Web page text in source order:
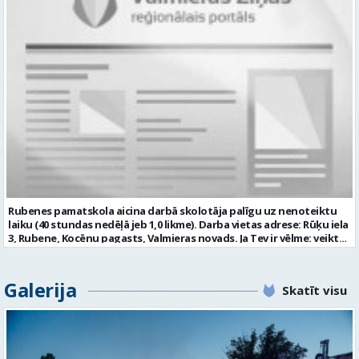
polisi Profesionālās kompetences pilnveides iespējas Dinamisku,
radošu un atbalstošu darba vidi Pretendentiem profesionālās
darbības aprakstu (CV) un izglītības dokumenta kopiju lūdzam
iesniegt līdz 2026. gada 17.augustam e-pastā vgv@valmiera.edu.lv.
vietas adrese: LATVIJA, Jumaras iela 9, Valmiera, Valmieras nov.
Darbības joma: Izglītība / Zinātne Pieteikto vietu skaits: 1 Aktuāla
līdz: 2026-08-17 Kontaktpersona: vgv@valmiera.edu.lv 29182105
svētkus, tematiskus pasākumus, jautrus brīžus un citas aktivitātes;
plānot savu darbību, sagatavot amata veikšanai nepieciešamo
dokumentāciju, tostarp e-vidē; iesaistīties Iestādes attīstības
plānošanā un īstenošanā atbilstoši kompetencei; un Jums ir:
izglītība atbilstoši Ministru kabineta noteikumiem Nr. 569
“Noteikumi par pedagogiem nepieciešamo izglītību un profesionālo
kvalifikāciju un pedagogu profesionālās kompetences pilnveides
kārtību”; pieredze darbā ar bērniem; valsts valodas prasmes
atbilstoši Valsts valodas likuma prasībām; obligāta ārsta izziņa
(veidlapa Nr.027/u) ar atļauju strādāt pedagoģisko darbu; atbilstība
Izglītības likuma un Bērnu tiesību aizsardzības likuma noteiktajām
prasībām; kompetences: prasme patstāvīgi un mērķtiecīgi
organizēt savu darbu; psiholoģiskā noturība un augsta saskarsmes
samaksas noteikumi” 1057,05 EUR pirms nodokļu nomaksas; darba
devēja līdzfinansētu veselības apdrošināšanu pēc pārbaudes laika
beigām; atsaucīgu kolektīvu. Curriculum Vitae (CV) un pieteikumu
27.augustam. Tālrunis uzziņām: 26856124 Profesija: PIRMSSKOLAS
IZGLĪTĪBAS MŪZIKAS SKOLOTĀJS Darba vietas adrese: LATVIJA, Kalna
iela 2, Kocēni, Kocēnu pag., Valmieras nov. Slodze: Nepilna slodze
Darbības joma: Izglītība / Zinātne Pieteikto vietu skaits: 1 Aktuāla
līdz: 2026-08-27 Kontaktpersona: auseklitis@valmiera.edu.lv 26856124
Rubenes pamatskola aicina darbā skolotāja palīgu uz nenoteiktu
laiku (40 stundas nedēļā jeb 1,0 likme). Darba vietas adrese: Rūķu iela
3, Rubene, Kocēnu pagasts, Valmieras novads. Ja Tev ir vēlme: veikt
bērnu aprūpi ikdienā; sadarboties ar grupas skolotājām, sniegt
ievērošanu; nodrošināt telpu, inventāra tīrību un kārtību; un ja Tev
ir: vismaz vispārējā vidējā izglītība (vēlams praktiskā pieredze darbā
ar bērniem); valsts valodas prasmes atbilstoši Valsts valodas likuma
prasībām; kompetences: prasme plānot, organizēt un kvalitatīvi
veikt savu darbu, disciplinētība; pozitīva, radoša un atbildīga
Galerija Skatīt visu